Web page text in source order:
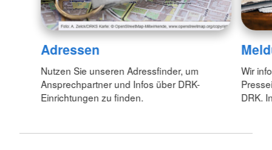
Adressen
Nutzen Sie unseren Adressfinder, um
Ansprechpartner und Infos über DRK-
Einrichtungen zu finden.
Wir
DRK.